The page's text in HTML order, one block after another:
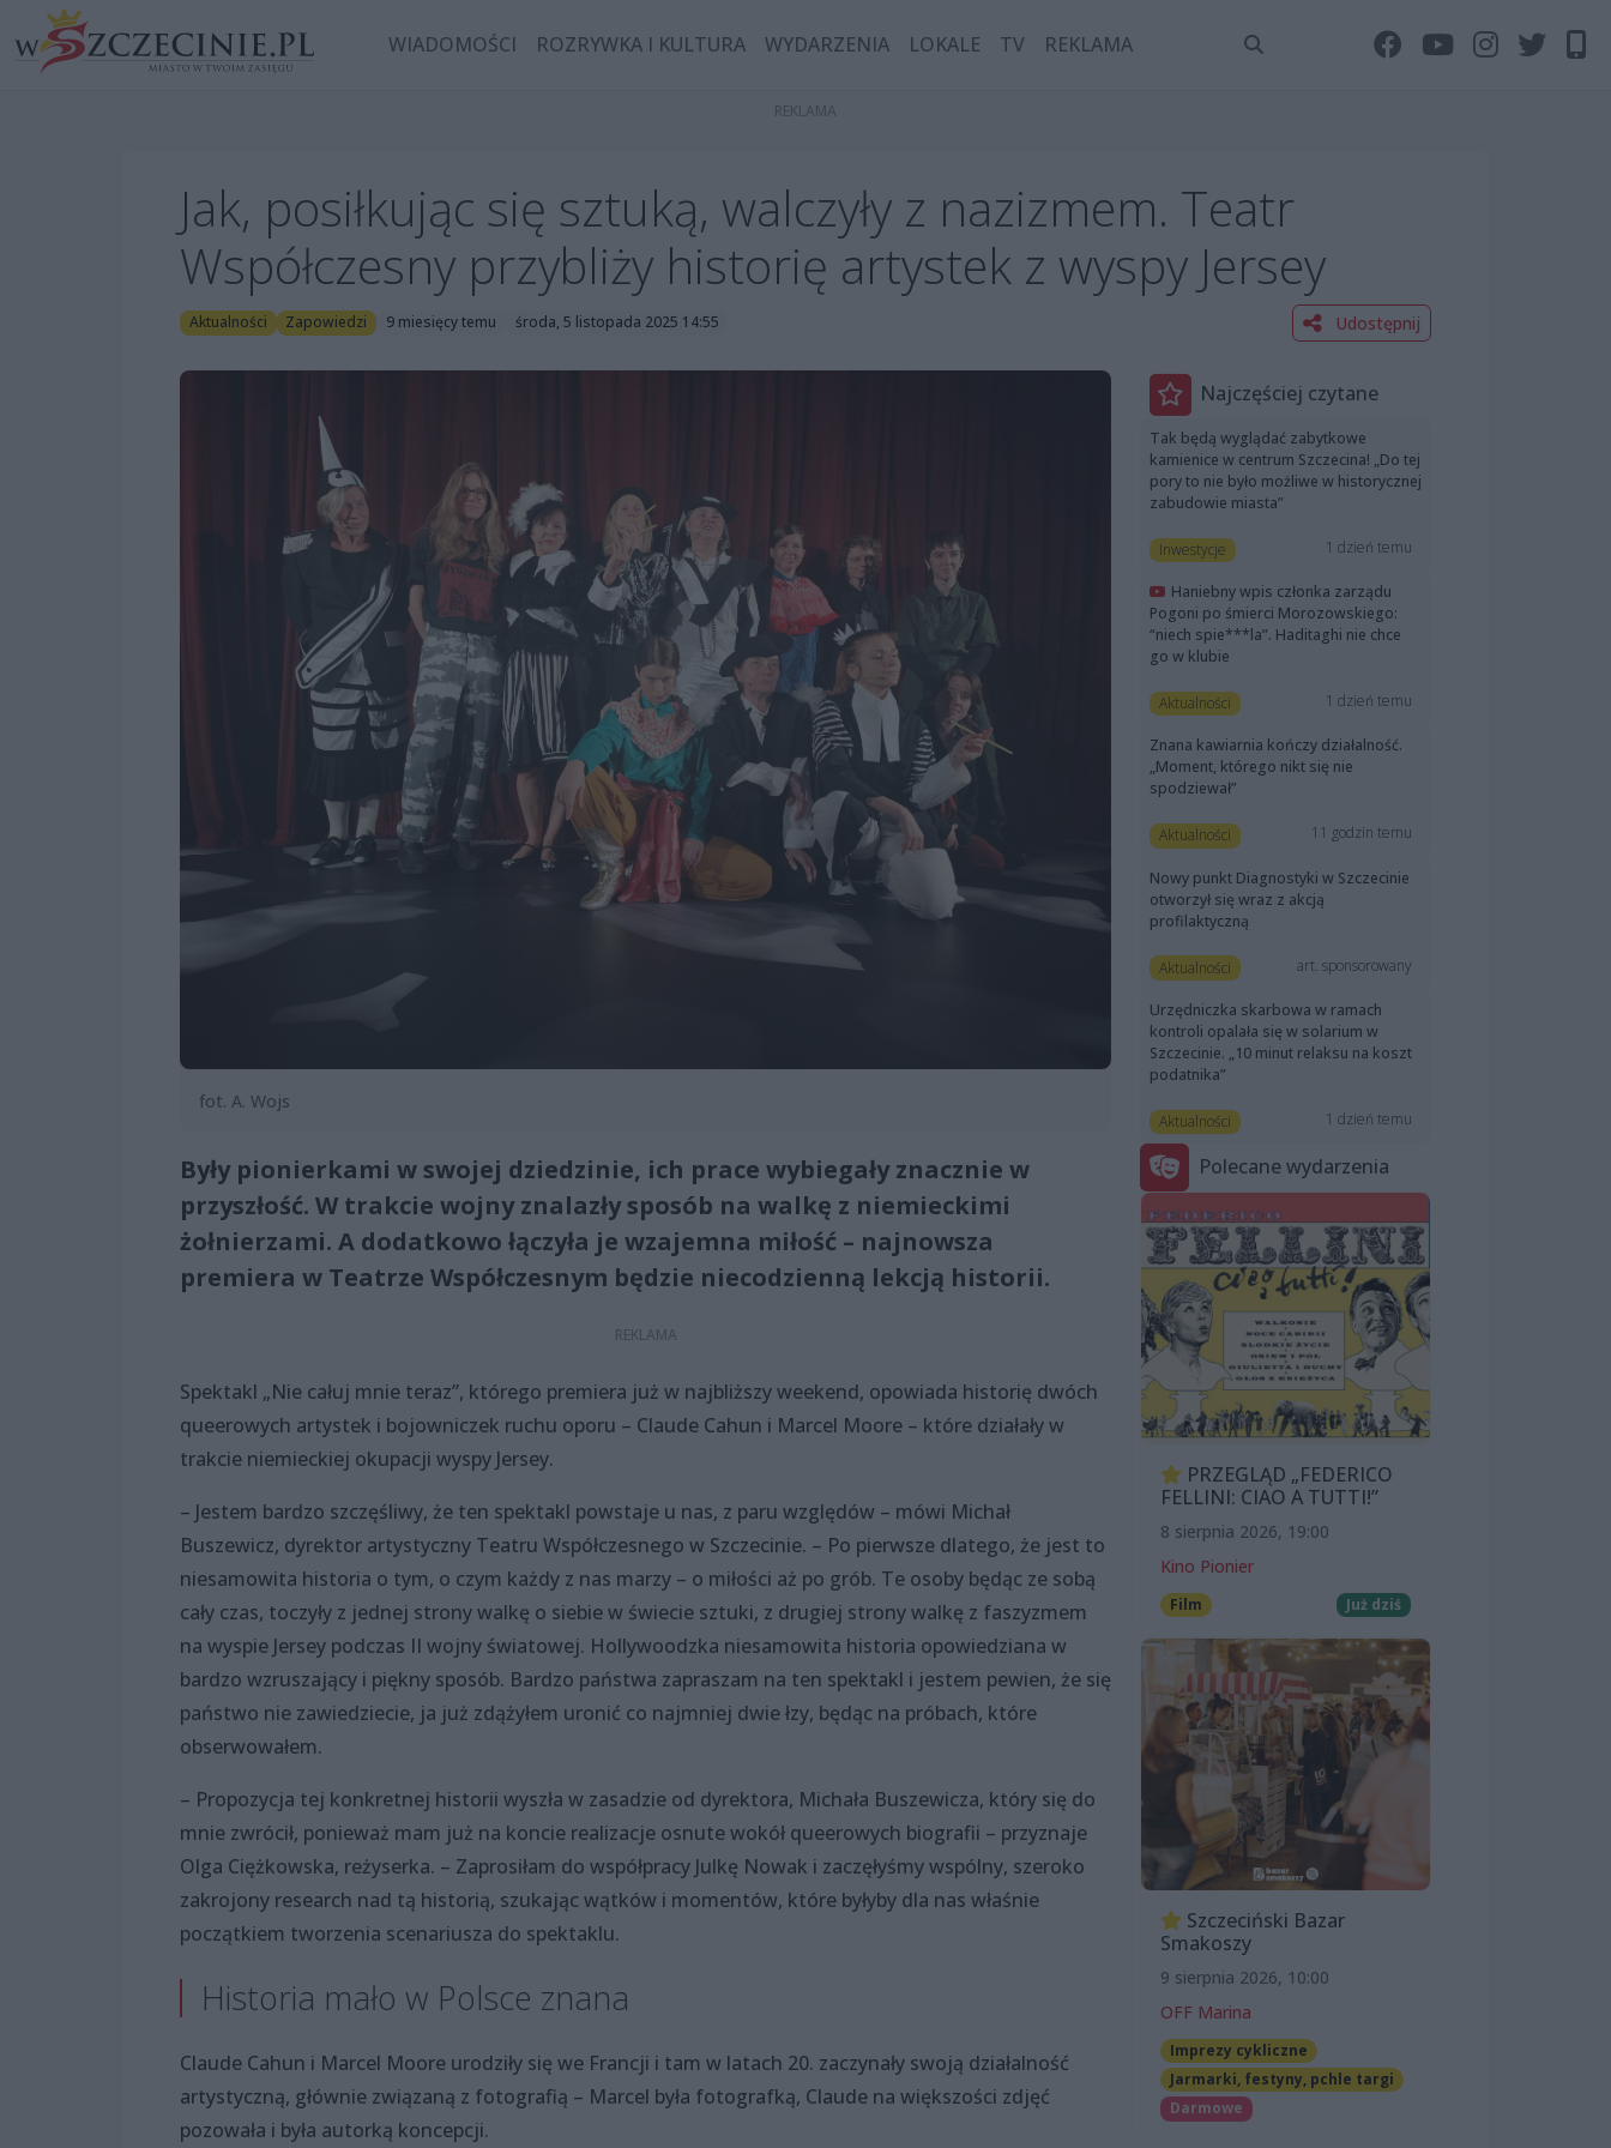
WIADOMOŚCI ROZRYWKA I KULTURA WYDARZENIA LOKALE TV REKLAMA
Jak, posiłkując się sztuką, walczyły z nazizmem. Teatr
Współczesny przybliży historię artystek z wyspy Jersey
Aktualności Zapowiedzi 9 miesięcy temu środa, 5 listopada 2025 14:55 Udostępnij
fot. A. Wojs
Były pionierkami w swojej dziedzinie, ich prace wybiegały znacznie w
przyszłość. W trakcie wojny znalazły sposób na walkę z niemieckimi
żołnierzami. A dodatkowo łączyła je wzajemna miłość – najnowsza
premiera w Teatrze Współczesnym będzie niecodzienną lekcją historii.
Spektakl „Nie całuj mnie teraz”, którego premiera już w najbliższy weekend, opowiada historię dwóch
queerowych artystek i bojowniczek ruchu oporu – Claude Cahun i Marcel Moore – które działały w
trakcie niemieckiej okupacji wyspy Jersey.
– Jestem bardzo szczęśliwy, że ten spektakl powstaje u nas, z paru względów – mówi Michał
Buszewicz, dyrektor artystyczny Teatru Współczesnego w Szczecinie. – Po pierwsze dlatego, że jest to
niesamowita historia o tym, o czym każdy z nas marzy – o miłości aż po grób. Te osoby będąc ze sobą
cały czas, toczyły z jednej strony walkę o siebie w świecie sztuki, z drugiej strony walkę z faszyzmem
na wyspie Jersey podczas II wojny światowej. Hollywoodzka niesamowita historia opowiedziana w
bardzo wzruszający i piękny sposób. Bardzo państwa zapraszam na ten spektakl i jestem pewien, że się
państwo nie zawiedziecie, ja już zdążyłem uronić co najmniej dwie łzy, będąc na próbach, które
obserwowałem.
– Propozycja tej konkretnej historii wyszła w zasadzie od dyrektora, Michała Buszewicza, który się do
mnie zwrócił, ponieważ mam już na koncie realizacje osnute wokół queerowych biografii – przyznaje
Olga Ciężkowska, reżyserka. – Zaprosiłam do współpracy Julkę Nowak i zaczęłyśmy wspólny, szeroko
zakrojony research nad tą historią, szukając wątków i momentów, które byłyby dla nas właśnie
początkiem tworzenia scenariusza do spektaklu.
Historia mało w Polsce znana
Claude Cahun i Marcel Moore urodziły się we Francji i tam w latach 20. zaczynały swoją działalność
artystyczną, głównie związaną z fotografią – Marcel była fotografką, Claude na większości zdjęć
pozowała i była autorką koncepcji.
Najczęściej czytane
Tak będą wyglądać zabytkowe
kamienice w centrum Szczecina! „Do tej
pory to nie było możliwe w historycznej
zabudowie miasta”
Inwestycje 1 dzień temu
Haniebny wpis członka zarządu
Pogoni po śmierci Morozowskiego:
“niech spie***la”. Haditaghi nie chce
go w klubie
Aktualności 1 dzień temu
Znana kawiarnia kończy działalność.
„Moment, którego nikt się nie
spodziewał”
Aktualności 11 godzin temu
Nowy punkt Diagnostyki w Szczecinie
otworzył się wraz z akcją
profilaktyczną
Aktualności art. sponsorowany
Urzędniczka skarbowa w ramach
kontroli opalała się w solarium w
Szczecinie. „10 minut relaksu na koszt
podatnika”
Aktualności 1 dzień temu
Polecane wydarzenia
PRZEGLĄD „FEDERICO
FELLINI: CIAO A TUTTI!”
8 sierpnia 2026, 19:00
Kino Pionier
Film Już dziś
Szczeciński Bazar
Smakoszy
9 sierpnia 2026, 10:00
OFF Marina
Imprezy cykliczne
Jarmarki, festyny, pchle targi
Darmowe